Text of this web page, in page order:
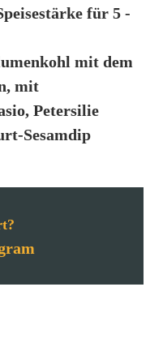
für 5 -
mit dem
mit
Petersilie
Sesamdip